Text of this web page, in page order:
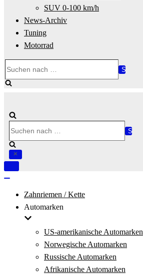
SUV 0-100 km/h
News-Archiv
Tuning
Motorrad
nach …
nach …
Navigation
Zahnriemen / Kette
Automarken
US-amerikanische Automarken
Norwegische Automarken
Russische Automarken
Afrikanische Automarken